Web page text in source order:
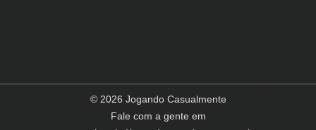
© 2026 Jogando Casualmente
Fale com a gente em